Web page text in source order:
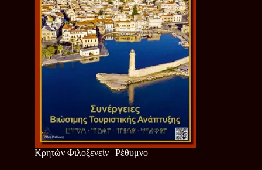
Κρητών Φιλοξενείν | Ρέθυμνο